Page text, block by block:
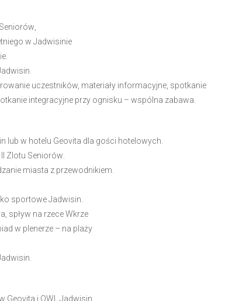
Seniorów
w Jadwisinie
uczestników, materiały informacyjne, spotkanie
integracyjne przy ognisku – wspólna zabawa.
lub w hotelu Geovita dla gości hotelowych
Zlotu Seniorów
miasta z przewodnikiem
sportowe Jadwisin.
spływ na rzeceWkrze
w plenerze – na plaży
Geovita i OWL Jadwisin